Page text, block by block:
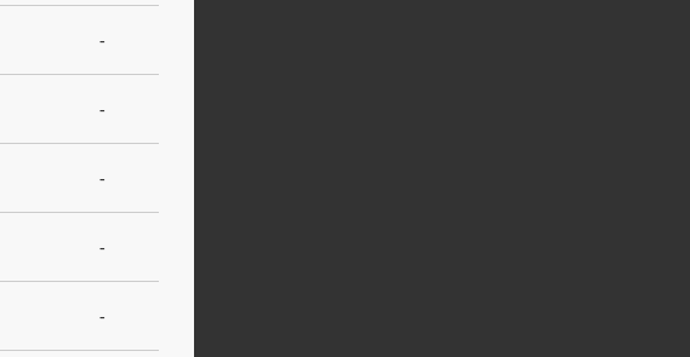
-
-
-
-
-